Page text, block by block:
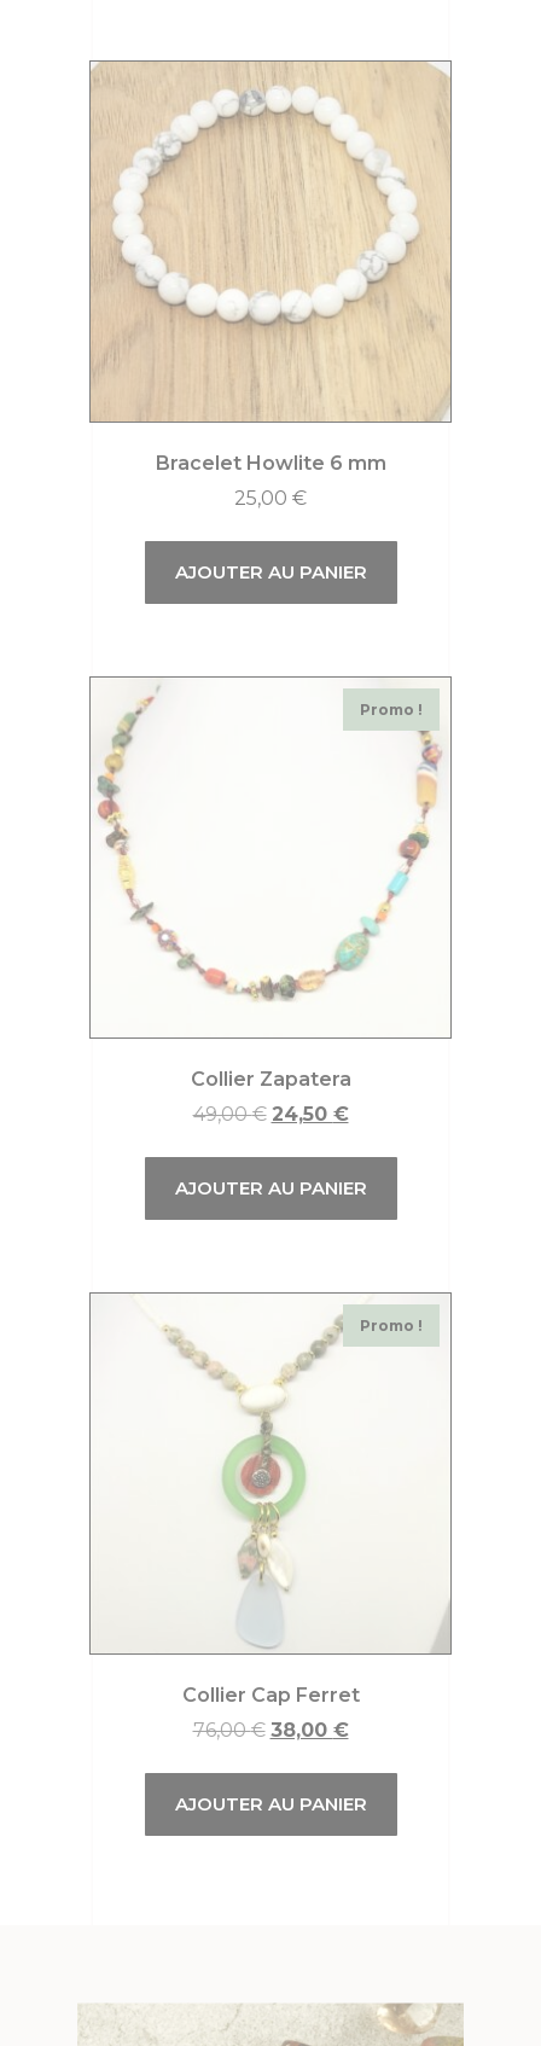
Bracelet Howlite 6 mm
25,00 €
AJOUTER AU PANIER
Promo !
Collier Zapatera
49,00€ 24,50 €
AJOUTER AU PANIER
Promo !
Collier Cap Ferret
76,00€ 38,00 €
AJOUTER AU PANIER